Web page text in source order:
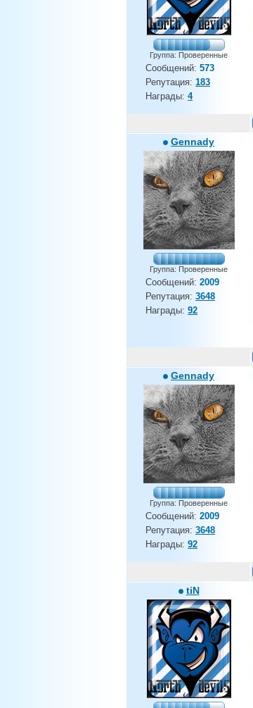
Группа: Проверенные
Сообщений: 573
Репутация: 183
Награды: 4
Gennady
Группа: Проверенные
Сообщений: 2009
Репутация: 3648
Награды: 92
Gennady
Группа: Проверенные
Сообщений: 2009
Репутация: 3648
Награды: 92
tiN